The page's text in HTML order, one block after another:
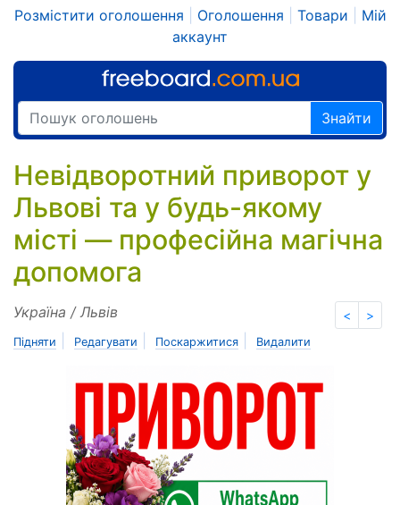
Розмістити оголошення Оголошення Товари
Мій
аккаунт
Знайти
Невідворотний приворот у
Львові та у будь-якому
місті — професійна магічна
допомога
< >
Україна / Львів
Підняти Редагувати Поскаржитися Видалити